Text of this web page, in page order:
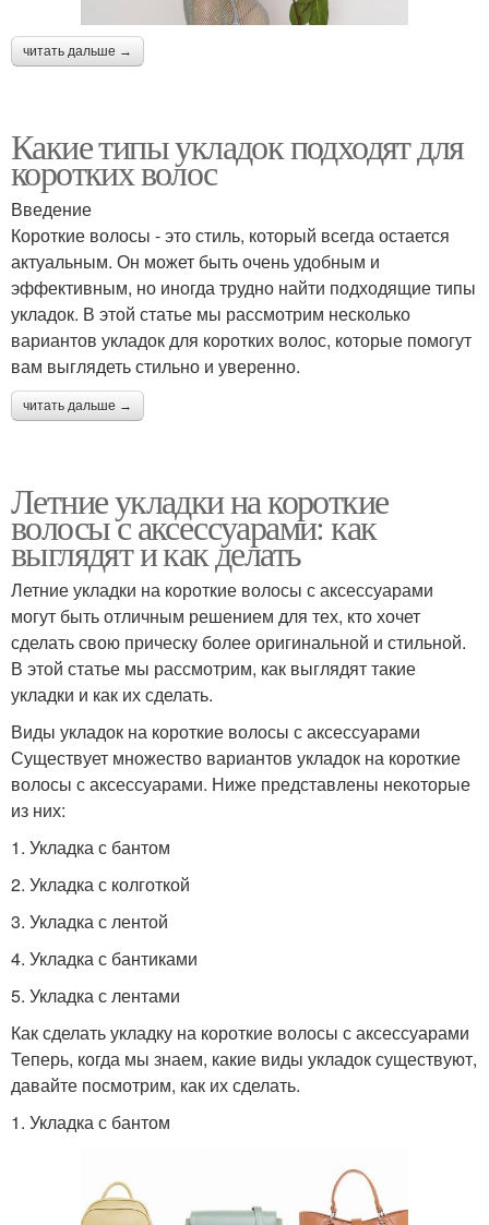
читать дальше →
Какие типы укладок подходят для
коротких волос
Введение
Короткие волосы - это стиль, который всегда остается
актуальным. Он может быть очень удобным и
эффективным, но иногда трудно найти подходящие типы
укладок. В этой статье мы рассмотрим несколько
вариантов укладок для коротких волос, которые помогут
вам выглядеть стильно и уверенно.
читать дальше →
Летние укладки на короткие
волосы с аксессуарами: как
выглядят и как делать
Летние укладки на короткие волосы с аксессуарами
могут быть отличным решением для тех, кто хочет
сделать свою прическу более оригинальной и стильной.
В этой статье мы рассмотрим, как выглядят такие
укладки и как их сделать.
Виды укладок на короткие волосы с аксессуарами
Существует множество вариантов укладок на короткие
волосы с аксессуарами. Ниже представлены некоторые
из них:
1. Укладка с бантом
2. Укладка с колготкой
3. Укладка с лентой
4. Укладка с бантиками
5. Укладка с лентами
Как сделать укладку на короткие волосы с аксессуарами
Теперь, когда мы знаем, какие виды укладок существуют,
давайте посмотрим, как их сделать.
1. Укладка с бантом